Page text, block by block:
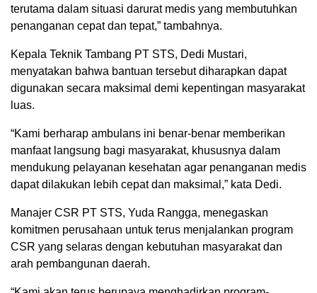
terutama dalam situasi darurat medis yang membutuhkan
penanganan cepat dan tepat,” tambahnya.
Kepala Teknik Tambang PT STS, Dedi Mustari,
menyatakan bahwa bantuan tersebut diharapkan dapat
digunakan secara maksimal demi kepentingan masyarakat
luas.
“Kami berharap ambulans ini benar-benar memberikan
manfaat langsung bagi masyarakat, khususnya dalam
mendukung pelayanan kesehatan agar penanganan medis
dapat dilakukan lebih cepat dan maksimal,” kata Dedi.
Manajer CSR PT STS, Yuda Rangga, menegaskan
komitmen perusahaan untuk terus menjalankan program
CSR yang selaras dengan kebutuhan masyarakat dan
arah pembangunan daerah.